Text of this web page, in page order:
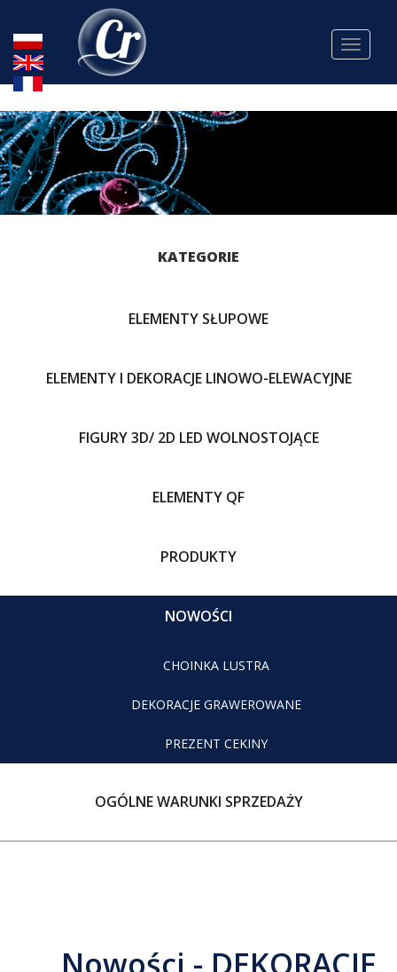
Toggle
KATEGORIE
ELEMENTY SŁUPOWE
ELEMENTY I DEKORACJE LINOWO-ELEWACYJNE
FIGURY 3D/ 2D LED WOLNOSTOJĄCE
ELEMENTY QF
PRODUKTY
NOWOŚCI
CHOINKA LUSTRA
DEKORACJE GRAWEROWANE
PREZENT CEKINY
OGÓLNE WARUNKI SPRZEDAŻY